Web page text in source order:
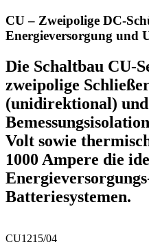
CU – Zweipolige DC-
Energieversorgung und
Die Schaltbau CU-
zweipolige
(unidirektional)
Volt sowie
1000 Ampere die
Batteriesystemen.
CU1215/04